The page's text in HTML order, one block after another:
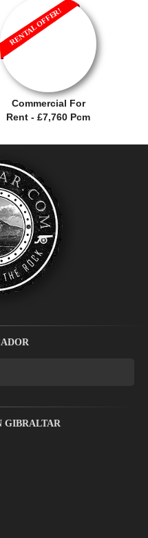
Commercial For
Rent - £7,760 Pcm
RENTAL OFFER!
GIBRALTAR